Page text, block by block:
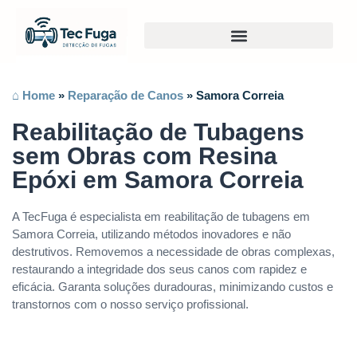
⌂ Home » Reparação de Canos » Samora Correia
Reabilitação de Tubagens
sem Obras com Resina
Epóxi em Samora Correia
A TecFuga é especialista em reabilitação de tubagens em
Samora Correia, utilizando métodos inovadores e não
destrutivos. Removemos a necessidade de obras complexas,
restaurando a integridade dos seus canos com rapidez e
eficácia. Garanta soluções duradouras, minimizando custos e
transtornos com o nosso serviço profissional.